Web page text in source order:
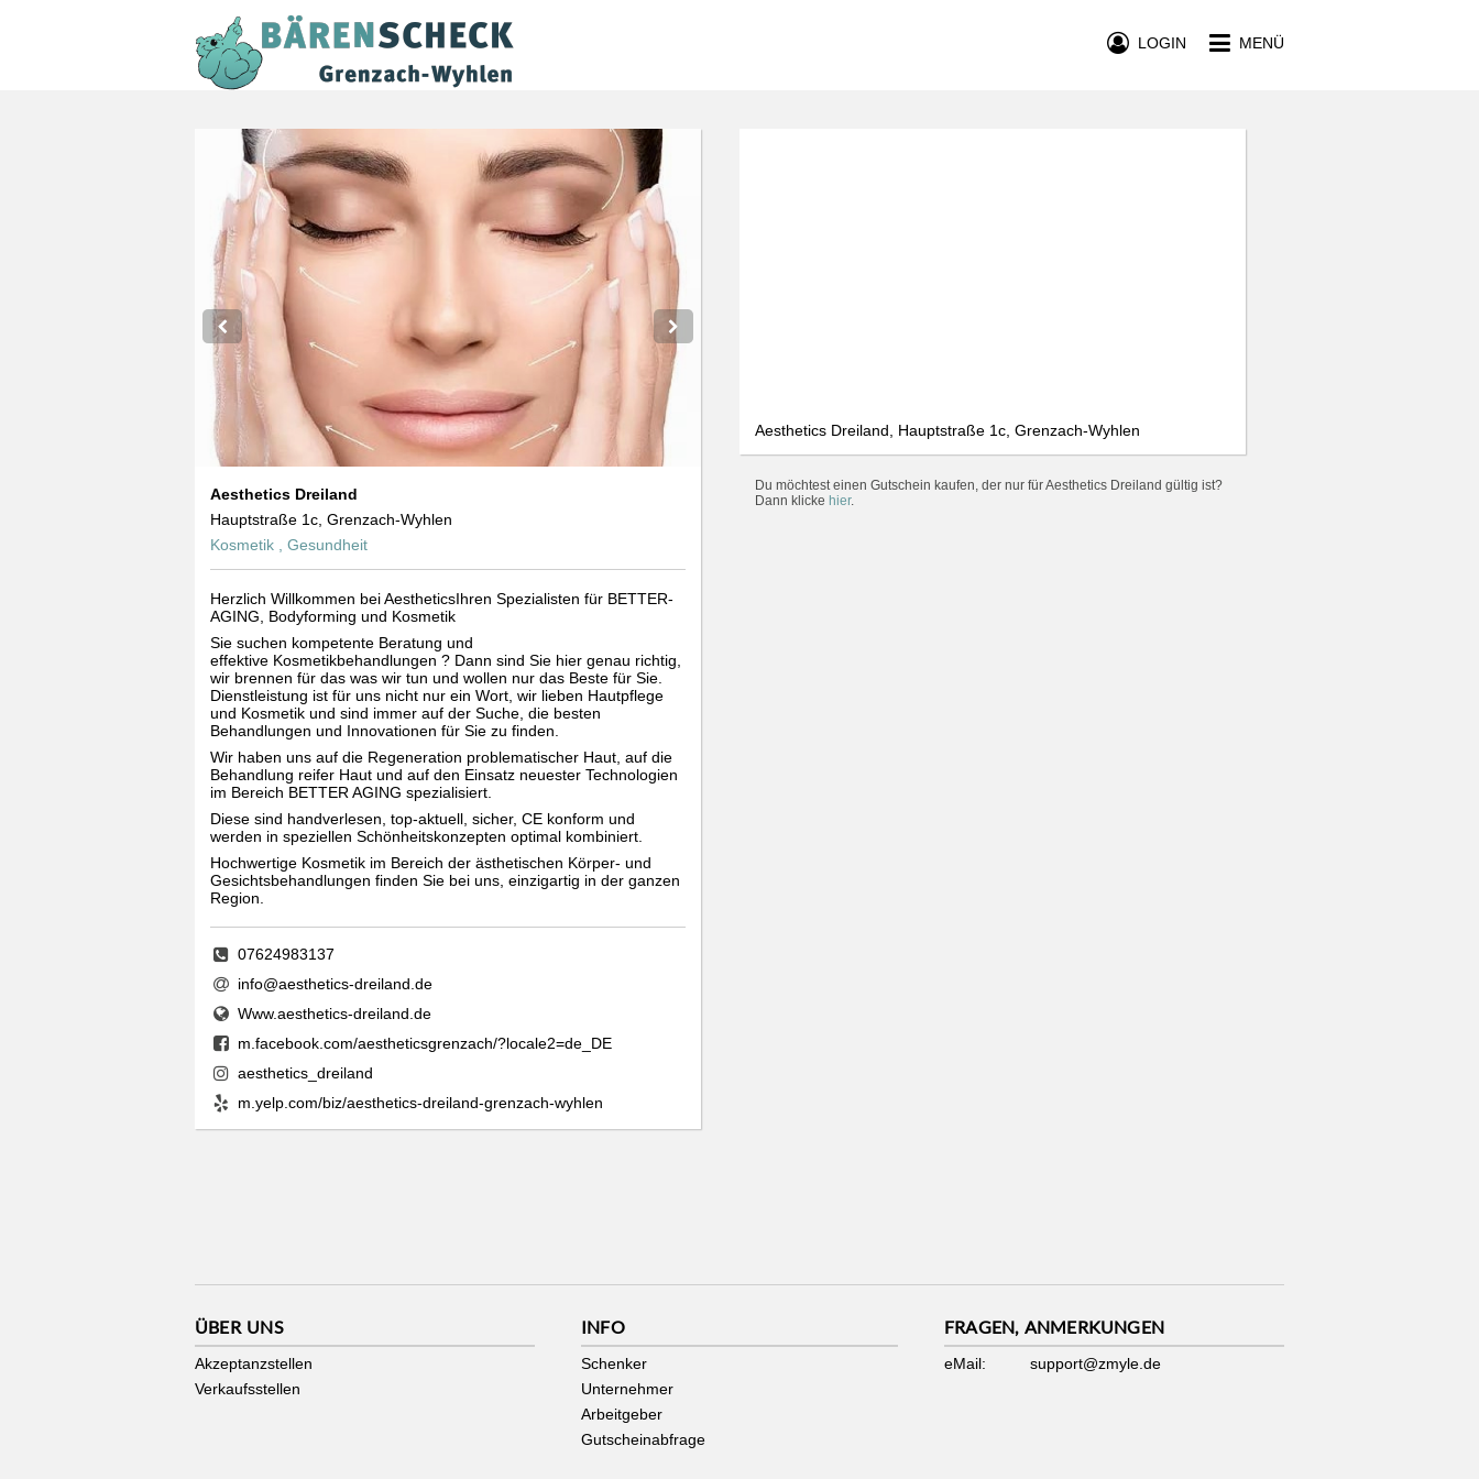
MENÜ
LOGIN
Aesthetics Dreiland
Hauptstraße 1c, Grenzach-Wyhlen
Kosmetik , Gesundheit
Herzlich Willkommen bei AestheticsIhren Spezialisten für BETTER-
AGING, Bodyforming und Kosmetik
Sie suchen kompetente Beratung und
effektive Kosmetikbehandlungen ? Dann sind Sie hier genau richtig,
wir brennen für das was wir tun und wollen nur das Beste für Sie.
Dienstleistung ist für uns nicht nur ein Wort, wir lieben Hautpflege
und Kosmetik und sind immer auf der Suche, die besten
Behandlungen und Innovationen für Sie zu finden.
Wir haben uns auf die Regeneration problematischer Haut, auf die
Behandlung reifer Haut und auf den Einsatz neuester Technologien
im Bereich BETTER AGING spezialisiert.
Diese sind handverlesen, top-aktuell, sicher, CE konform und
werden in speziellen Schönheitskonzepten optimal kombiniert.
Hochwertige Kosmetik im Bereich der ästhetischen Körper- und
Gesichtsbehandlungen finden Sie bei uns, einzigartig in der ganzen
Region.
07624983137
info@aesthetics-dreiland.de
Www.aesthetics-dreiland.de
m.facebook.com/aestheticsgrenzach/?locale2=de_DE
aesthetics_dreiland
m.yelp.com/biz/aesthetics-dreiland-grenzach-wyhlen
Aesthetics Dreiland, Hauptstraße 1c, Grenzach-Wyhlen
Du möchtest einen Gutschein kaufen, der nur für Aesthetics Dreiland gültig ist?
Dann klicke hier.
ÜBER UNS
Akzeptanzstellen
Verkaufsstellen
INFO
Schenker
Unternehmer
Arbeitgeber
Gutscheinabfrage
FRAGEN, ANMERKUNGEN
eMail: support@zmyle.de
We use cookies and other technologies on our website. Some of these are
essential, while others help us to improve this website and your
experience. Personal data can be processed (e.g. IP addresses), e.g. B. for
personalized ads and content or ad and content measurement. You can
find more information about the use of your data in our
declaration. You can revoke or adjust your selection at any time under
Only essential